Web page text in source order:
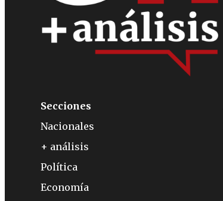
Secciones
Nacionales
+ análisis
Política
Economía